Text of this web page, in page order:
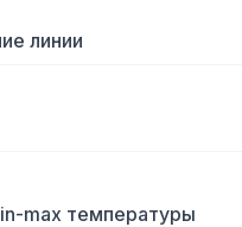
линии
max температуры